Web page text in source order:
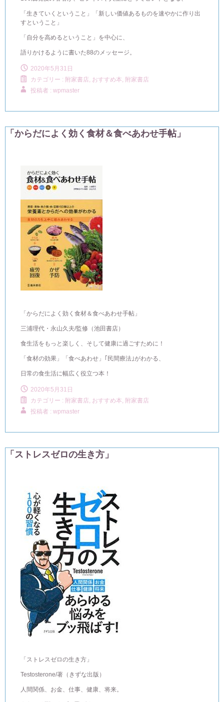
「生きていくということ」「新しい価値あるものを速やかに作り出
すということ」
「自分を高めるということ」を中心に、
語りかけるように書いた88のメッセージ。
2020年5月31日
カテゴリー : 附家書店, おすすめ本, 附家書店
投稿者 : wpmaster
「からだによく効く食材＆食べあわせ手帖」
「からだによく効く食材＆食べあわせ手帖」
三浦理代・永山久夫/監修（池田書店）
食生活をもっと楽しく、そして健康に過ごすために！
「食材の効果」「食べあわせ」｢民間療法｣がわかる、
日常の食生活に幅広く役立つ本！
2020年5月31日
カテゴリー : 附家書店, おすすめ本 附家書店
投稿者 : wpmaster
「ストレスゼロの生き方」
「ストレスゼロの生き方」
Testosterone/著（きずな出版）
人間関係、お金、仕事、健康、将来。